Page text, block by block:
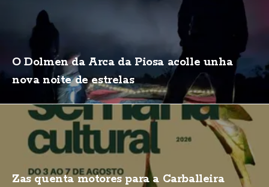
O Dolmen da Arca da Piosa acolle unha
nova noite de estrelas
Zas quenta motores para a Carballeira